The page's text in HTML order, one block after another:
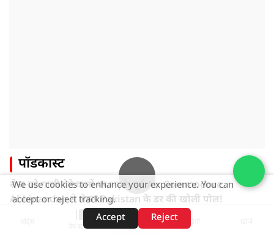
पॉडकास्ट
सेना को गाली देने वालों पर भड़के पूर्व Air Commodore,
Abhinandan से लेकर Pakistan के डर की खोली पोल!
वेब स्टोरीज़
We use cookies to enhance your experience. You can
accept or reject tracking.
Accept
Reject